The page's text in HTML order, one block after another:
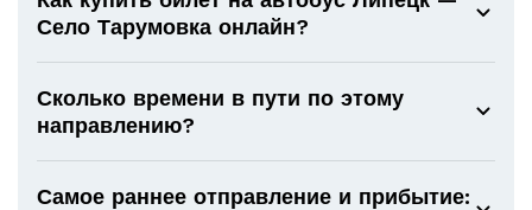
Село Тарумовка онлайн?
Сколько времени в пути по этому
направлению?
Самое раннее отправление и прибытие: